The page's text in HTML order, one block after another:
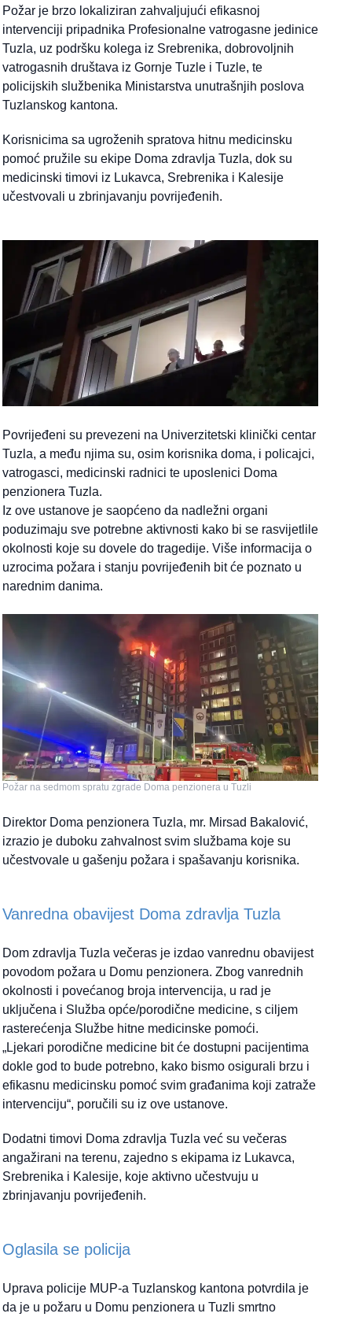
Požar je brzo lokaliziran zahvaljujući efikasnoj
intervenciji pripadnika Profesionalne vatrogasne jedinice
Tuzla, uz podršku kolega iz Srebrenika, dobrovoljnih
vatrogasnih društava iz Gornje Tuzle i Tuzle, te
policijskih službenika Ministarstva unutrašnjih poslova
Tuzlanskog kantona.
Korisnicima sa ugroženih spratova hitnu medicinsku
pomoć pružile su ekipe Doma zdravlja Tuzla, dok su
medicinski timovi iz Lukavca, Srebrenika i Kalesije
učestvovali u zbrinjavanju povrijeđenih.
Povrijeđeni su prevezeni na Univerzitetski klinički centar
Tuzla, a među njima su, osim korisnika doma, i policajci,
vatrogasci, medicinski radnici te uposlenici Doma
penzionera Tuzla.
Iz ove ustanove je saopćeno da nadležni organi
poduzimaju sve potrebne aktivnosti kako bi se rasvijetlile
okolnosti koje su dovele do tragedije. Više informacija o
uzrocima požara i stanju povrijeđenih bit će poznato u
narednim danima.
Požar na sedmom spratu zgrade Doma penzionera u Tuzli
Direktor Doma penzionera Tuzla, mr. Mirsad Bakalović,
izrazio je duboku zahvalnost svim službama koje su
učestvovale u gašenju požara i spašavanju korisnika.
Vanredna obavijest Doma zdravlja Tuzla
Dom zdravlja Tuzla večeras je izdao vanrednu obavijest
povodom požara u Domu penzionera. Zbog vanrednih
okolnosti i povećanog broja intervencija, u rad je
uključena i Služba opće/porodične medicine, s ciljem
rasterećenja Službe hitne medicinske pomoći.
„Ljekari porodične medicine bit će dostupni pacijentima
dokle god to bude potrebno, kako bismo osigurali brzu i
efikasnu medicinsku pomoć svim građanima koji zatraže
intervenciju“, poručili su iz ove ustanove.
Dodatni timovi Doma zdravlja Tuzla već su večeras
angažirani na terenu, zajedno s ekipama iz Lukavca,
Srebrenika i Kalesije, koje aktivno učestvuju u
zbrinjavanju povrijeđenih.
Oglasila se policija
Uprava policije MUP-a Tuzlanskog kantona potvrdila je
da je u požaru u Domu penzionera u Tuzli smrtno